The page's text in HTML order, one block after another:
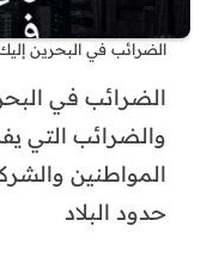
الضرائب في البحرين إليك أبرز 4
الضرائب في
والضرائب التي
المواطنين
حدود البلاد